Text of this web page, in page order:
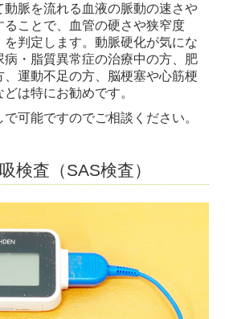
動脈を流れる血液の脈動の速さや
ることで、血管の硬さや狭窄度
を判定します。動脈硬化が気にな
病・脂質異常症の治療中の方、肥
運動不足の方、脳梗塞や心筋梗
は特にお勧めです。
可能ですのでご相談ください。
検査（SAS検査）